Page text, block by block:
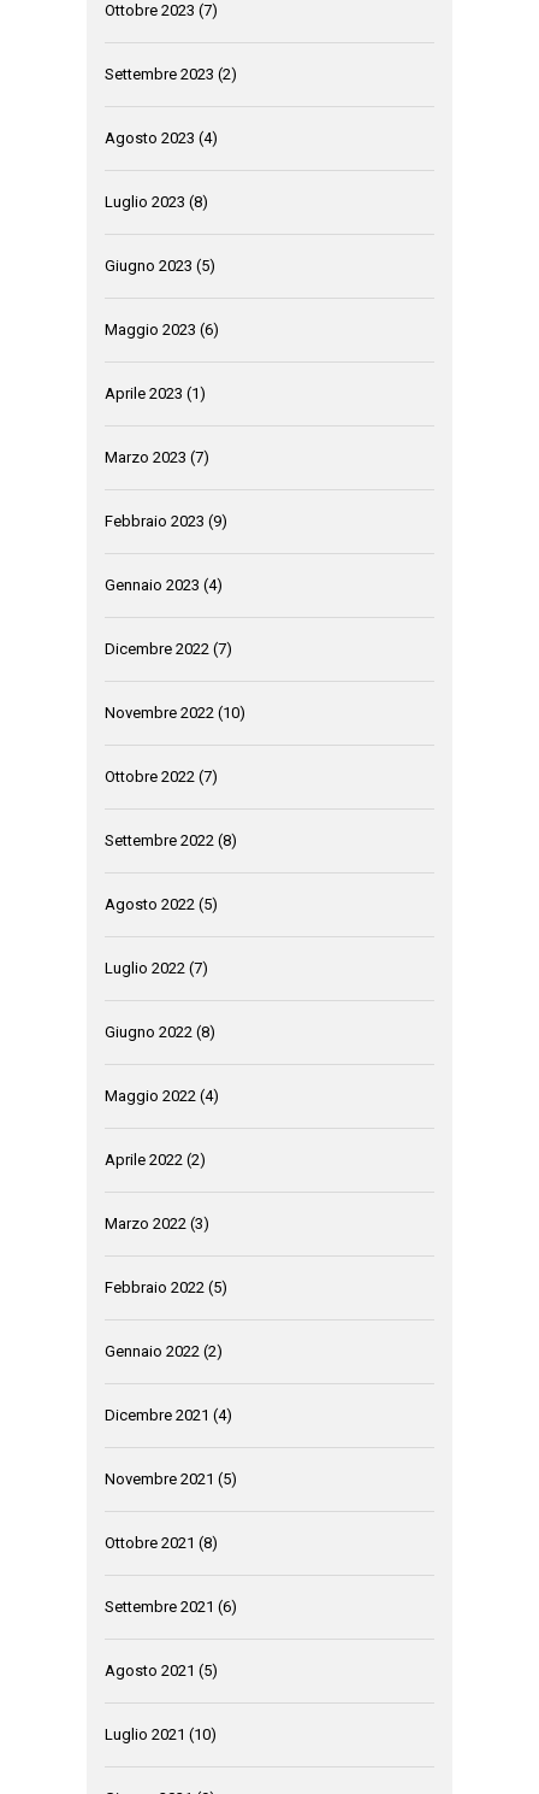
Ottobre 2023 (7)
Settembre 2023 (2)
Agosto 2023 (4)
Luglio 2023 (8)
Giugno 2023 (5)
Maggio 2023 (6)
Aprile 2023 (1)
Marzo 2023 (7)
Febbraio 2023 (9)
Gennaio 2023 (4)
Dicembre 2022 (7)
Novembre 2022 (10)
Ottobre 2022 (7)
Settembre 2022 (8)
Agosto 2022 (5)
Luglio 2022 (7)
Giugno 2022 (8)
Maggio 2022 (4)
Aprile 2022 (2)
Marzo 2022 (3)
Febbraio 2022 (5)
Gennaio 2022 (2)
Dicembre 2021 (4)
Novembre 2021 (5)
Ottobre 2021 (8)
Settembre 2021 (6)
Agosto 2021 (5)
Luglio 2021 (10)